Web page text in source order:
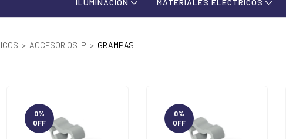
ILUMINACIÓN MATERIALES ELECTRICOS
> ACCESORIOS IP > GRAMPAS
0%
OFF
0%
OFF